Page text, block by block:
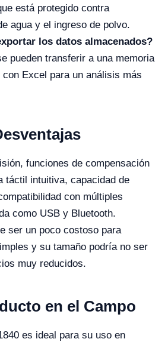
está protegido contra
agua y el ingreso de polvo.
los datos almacenados?
pueden transferir a una memoria
Excel para un análisis más
funciones de compensación
táctil intuitiva, capacidad de
con múltiples
como USB y Bluetooth.
ser un poco costoso para
y su tamaño podría no ser
muy reducidos.
en el Campo
es ideal para su uso en